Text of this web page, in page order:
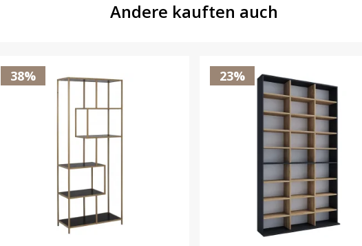
Andere kauften auch
38% 23%